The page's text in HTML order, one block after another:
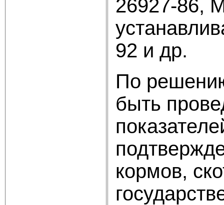
26927-86,
92 и др.
По
быть
кормов,